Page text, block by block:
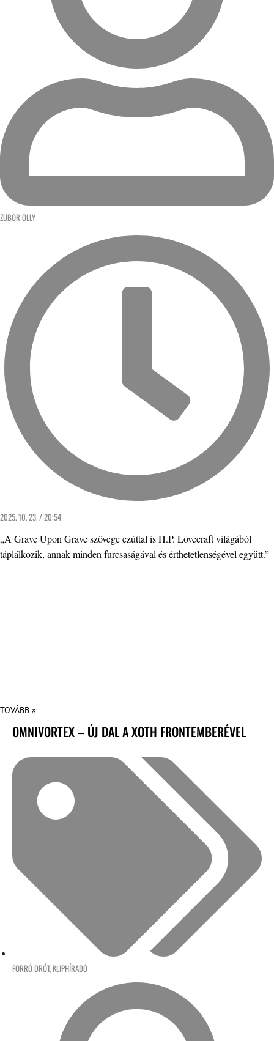
ZUBOR OLLY
2025. 10. 23. / 20:54
„A Grave Upon Grave szövege ezúttal is H.P. Lovecraft világából
táplálkozik, annak minden furcsaságával és érthetetlenségével együtt.”
TOVÁBB »
OMNIVORTEX – ÚJ DAL A XOTH FRONTEMBERÉVEL
FORRÓ DRÓT, KLIPHÍRADÓ